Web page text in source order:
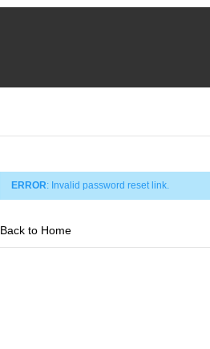
ERROR: Invalid password reset link.
Back to Home